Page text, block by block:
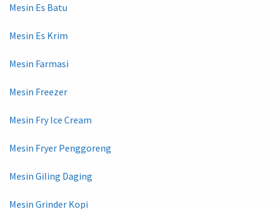
Mesin Es Batu
Mesin Es Krim
Mesin Farmasi
Mesin Freezer
Mesin Fry Ice Cream
Mesin Fryer Penggoreng
Mesin Giling Daging
Mesin Grinder Kopi